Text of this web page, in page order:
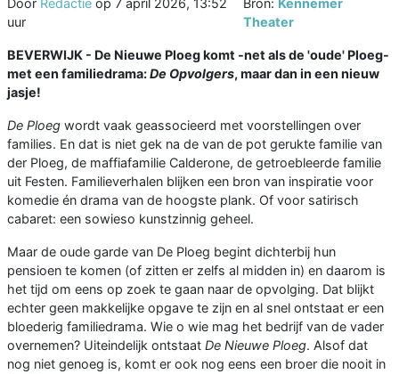
Door Redactie op 7 april 2026, 13:52
uur
Bron: Kennemer
Theater
BEVERWIJK - De Nieuwe Ploeg komt -net als de 'oude' Ploeg-
met een familiedrama:De Opvolgers, maar dan in een nieuw
jasje!
De Ploeg wordt vaak geassocieerd met voorstellingen over
families. En dat is niet gek na de van de pot gerukte familie van
der Ploeg, de maffiafamilie Calderone, de getroebleerde familie
uit Festen. Familieverhalen blijken een bron van inspiratie voor
komedie én drama van de hoogste plank. Of voor satirisch
cabaret: een sowieso kunstzinnig geheel.
Maar de oude garde van De Ploeg begint dichterbij hun
pensioen te komen (of zitten er zelfs al midden in) en daarom is
het tijd om eens op zoek te gaan naar de opvolging. Dat blijkt
echter geen makkelijke opgave te zijn en al snel ontstaat er een
bloederig familiedrama. Wie o wie mag het bedrijf van de vader
overnemen? Uiteindelijk ontstaat De Nieuwe Ploeg. Alsof dat
nog niet genoeg is, komt er ook nog eens een broer die nooit in